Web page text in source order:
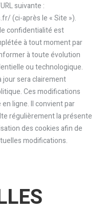
suivante :
(ci-après le « Site »).
confidentialité est
à tout moment par
à toute évolution
ou technologique.
jour sera clairement
Ces modifications
ligne. Il convient par
régulièrement la présente
des cookies afin de
modifications.